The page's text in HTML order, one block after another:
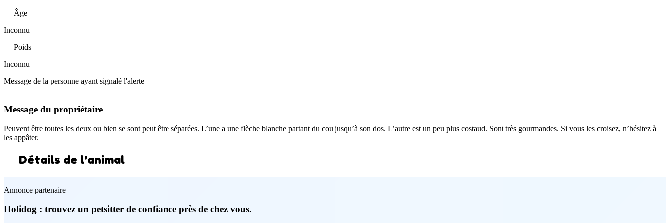
Âge
Inconnu
Poids
Inconnu
Message de la personne ayant signalé l'alerte
Message du propriétaire
Peuvent être toutes les deux ou bien se sont peut être séparées. L’une a une flèche blanche partant du cou jusqu’à son dos. L’autre est un peu plus costaud. Sont très gourmandes. Si vous les croisez, n’hésitez à
les appâter.
Détails de l'animal
Annonce partenaire
Holidog : trouvez un petsitter de confiance près de chez vous.